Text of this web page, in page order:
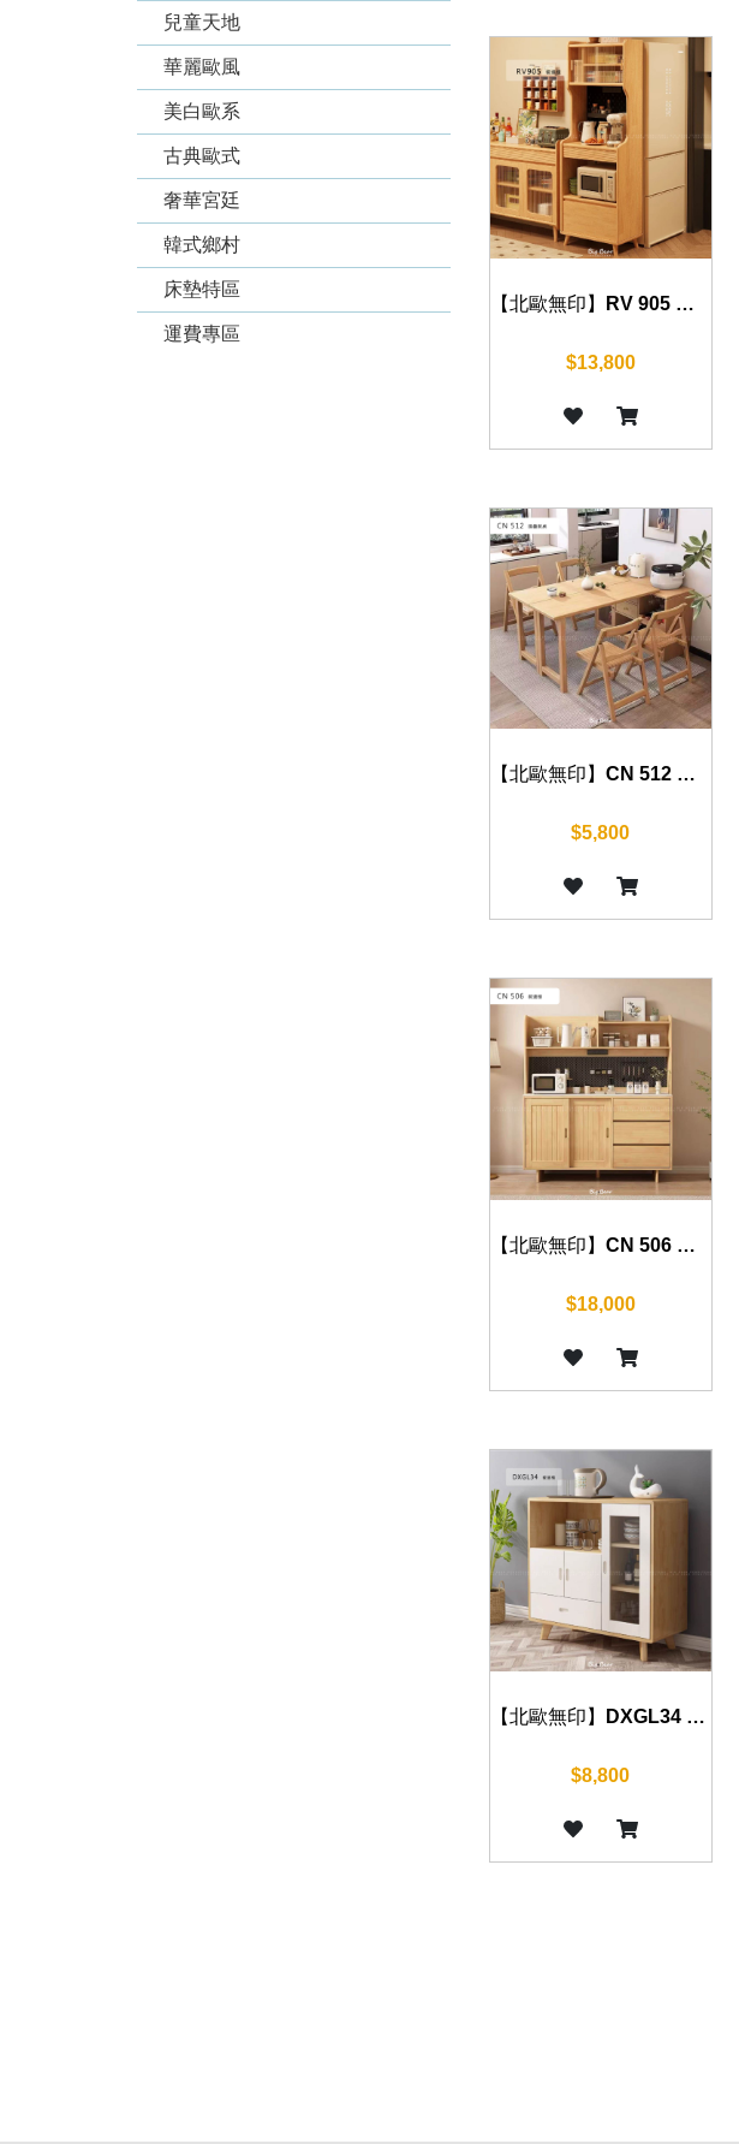
兒童天地
華麗歐風
美白歐系
古典歐式
奢華宮廷
韓式鄉村
床墊特區
運費專區
【北歐無印】RV 905 餐邊櫃 60cm
$13,800
【北歐無印】CN 512 摺疊餐桌 125cm
$5,800
【北歐無印】CN 506 餐邊櫃 160cm
$18,000
【北歐無印】DXGL34 餐邊櫃 100cm
$8,800